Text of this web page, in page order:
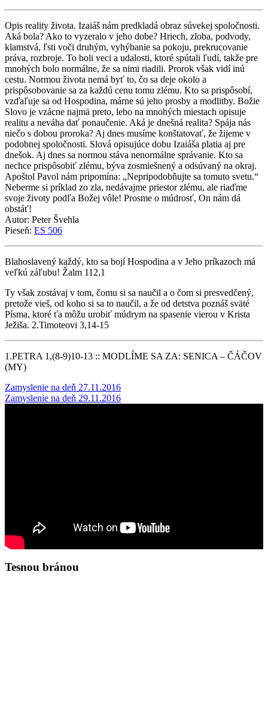
Opis reality života. Izaiáš nám predkladá obraz súvekej spoločnosti.
Aká bola? Ako to vyzeralo v jeho dobe? Hriech, zloba, podvody,
klamstvá, ľsti voči druhým, vyhýbanie sa pokoju, prekrucovanie
práva, rozbroje. To boli veci a udalosti, ktoré spútali ľudí, takže pre
mnohých bolo normálne, že sa nimi riadili. Prorok však vidí inú
cestu. Normou života nemá byť to, čo sa deje okolo a
prispôsobovanie sa za každú cenu tomu zlému. Kto sa prispôsobí,
vzďaľuje sa od Hospodina, márne sú jeho prosby a modlitby. Božie
Slovo je vzácne najmä preto, lebo na mnohých miestach opisuje
realitu a neváha dať ponaučenie. Aká je dnešná realita? Spája nás
niečo s dobou proroka? Aj dnes musíme konštatovať, že žijeme v
podobnej spoločnosti. Slová opisujúce dobu Izaiáša platia aj pre
dnešok. Aj dnes sa normou stáva nenormálne správanie. Kto sa
nechce prispôsobiť zlému, býva zosmiešnený a odsúvaný na okraj.
Apoštol Pavol nám pripomína: „Nepripodobňujte sa tomuto svetu.“
Neberme si príklad zo zla, nedávajme priestor zlému, ale riaďme
svoje životy podľa Božej vôle! Prosme o múdrosť, On nám dá
obstáť!
Autor: Peter Švehla
Pieseň: ES 506
Blahoslavený každý, kto sa bojí Hospodina a v Jeho príkazoch má
veľkú záľubu! Žalm 112,1
Ty však zostávaj v tom, čomu si sa naučil a o čom si presvedčený,
pretože vieš, od koho si sa to naučil, a že od detstva poznáš sväté
Písma, ktoré ťa môžu urobiť múdrym na spasenie vierou v Krista
Ježiša. 2.Timoteovi 3,14-15
1.PETRA 1,(8-9)10-13 :: MODLÍME SA ZA: SENICA – ČÁČOV
(MY)
Post
navigation
Zamyslenie na deň 27.11.2016
Zamyslenie na deň 29.11.2016
Tesnou bránou